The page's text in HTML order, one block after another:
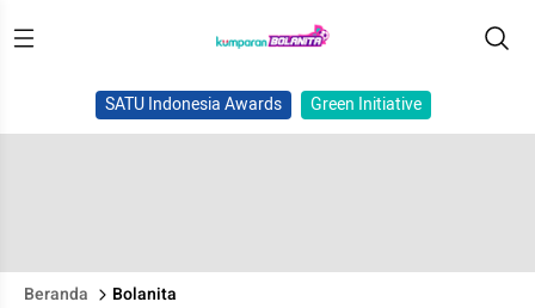
SATU Indonesia Awards Green Initiative
Beranda Bolanita